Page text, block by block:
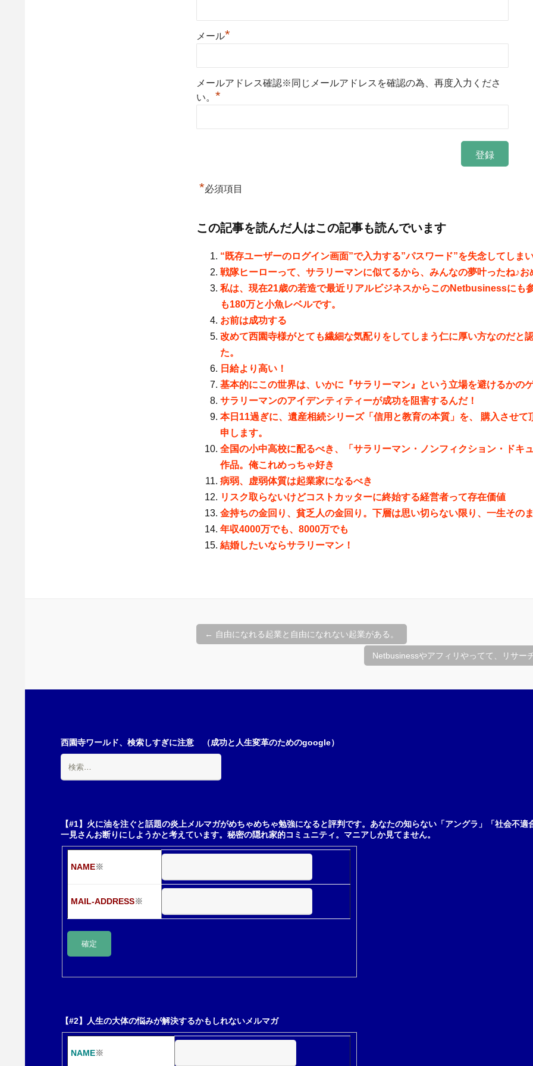
メール*
メールアドレス確認※同じメールアドレスを確認の為、再度入力くださ
い。 *
*必須項目
この記事を読んだ人はこの記事も読んでいます
“既存ユーザーのログイン画面”で入力する”パスワード”を失念してしまい
戦隊ヒーローって、サラリーマンに似てるから、みんなの夢叶ったね♪お
私は、現在21歳の若造で最近リアルビジネスからこのNetbusinessにも
も180万と小魚レベルです。
お前は成功する
改めて西園寺様がとても繊細な気配りをしてしまう仁に厚い方なのだと
た。
日給より高い！
基本的にこの世界は、いかに『サラリーマン』という立場を避けるかの
サラリーマンのアイデンティティーが成功を阻害するんだ！
本日11過ぎに、遺産相続シリーズ「信用と教育の本質」を、 購入させて
申します。
全国の小中高校に配るべき、「サラリーマン・ノンフィクション・ドキ
作品。俺これめっちゃ好き
病弱、虚弱体質は起業家になるべき
リスク取らないけどコストカッターに終始する経営者って存在価値
金持ちの金回り、貧乏人の金回り。下層は思い切らない限り、一生そのま
年収4000万でも、8000万でも
結婚したいならサラリーマン！
← 自由になれる起業と自由になれない起業がある。
Netbusinessやアフィリやってて、リサー
西園寺ワールド、検索しすぎに注意 （成功と人生変革のためのgoogle）
索:
【#1】火に油を注ぐと話題の炎上メルマガがめちゃめちゃ勉強になると評判です。あなたの知らない「アングラ」「社会不
一見さんお断りにしようかと考えています。秘密の隠れ家的コミュニティ。マニアしか見てません。
NAME※
MAIL-ADDRESS※
【#2】人生の大体の悩みが解決するかもしれないメルマガ
NAME※